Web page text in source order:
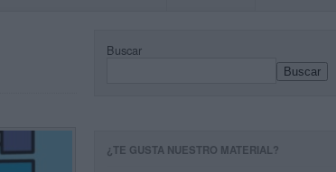
Buscar
Buscar
¿TE GUSTA NUESTRO MATERIAL?